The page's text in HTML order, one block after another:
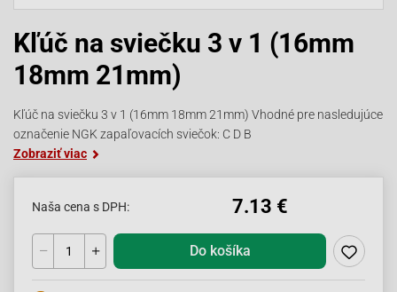
Kľúč na sviečku 3 v 1 (16mm
18mm 21mm)
Kľúč na sviečku 3 v 1 (16mm 18mm 21mm) Vhodné pre nasledujúce
označenie NGK zapaľovacích sviečok: C D B
Zobraziť viac
Naša cena s DPH: 7.13 €
Do košíka